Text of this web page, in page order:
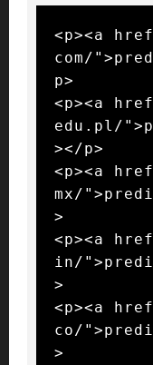
<p><a
com/
p>
<p><a
edu.pl/
></p>
<p><a
mx/
>
<p><a
in/
>
<p><a
co/
>